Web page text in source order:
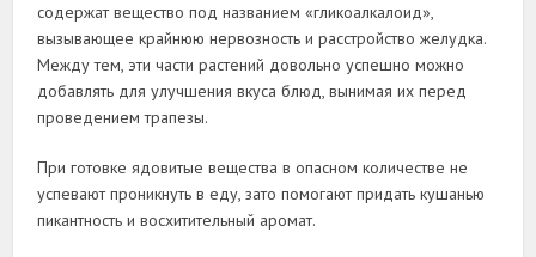
содержат вещество под названием «гликоалкалоид»,
вызывающее крайнюю нервозность и расстройство желудка.
Между тем, эти части растений довольно успешно можно
добавлять для улучшения вкуса блюд, вынимая их перед
проведением трапезы.
При готовке ядовитые вещества в опасном количестве не
успевают проникнуть в еду, зато помогают придать кушанью
пикантность и восхитительный аромат.